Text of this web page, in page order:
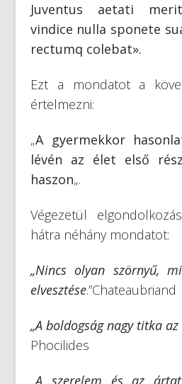
Juventus aetati
vindice nulla sponete
rectumq colebat».
Ezt a mondatot a
értelmezni:
„A gyermekkor
lévén az élet első
haszon„.
Végezetül
hátra néhány mondatot:
„Nincs olyan szörnyű,
elvesztése.”Chateaubriand
„A boldogság nagy titka
Phocilides
„A szerelem és az